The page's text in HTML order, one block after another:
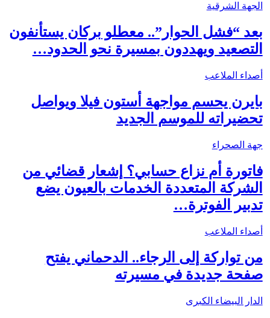
الجهة الشرقية
بعد “فشل الحوار”.. معطلو بركان يستأنفون
التصعيد ويهددون بمسيرة نحو الحدود…
أصداء الملاعب
بايرن يحسم مواجهة أستون فيلا ويواصل
تحضيراته للموسم الجديد
جهة الصحراء
فاتورة أم نزاع حسابي؟ إشعار قضائي من
الشركة المتعددة الخدمات بالعيون يضع
تدبير الفوترة…
أصداء الملاعب
من تواركة إلى الرجاء.. الدحماني يفتح
صفحة جديدة في مسيرته
الدار البيضاء الكبرى